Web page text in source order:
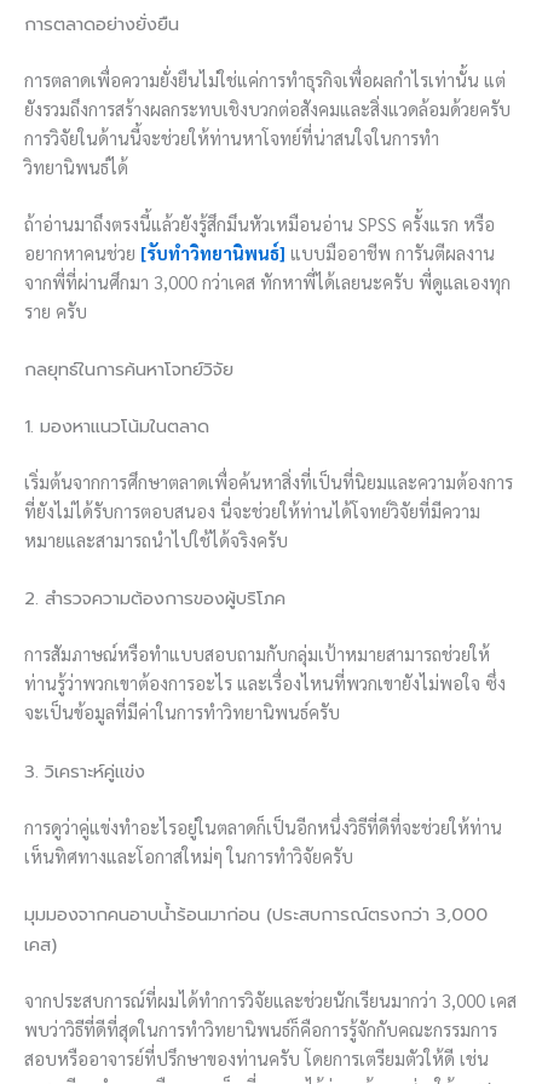
การตลาดอย่างยั่งยืน
การตลาดเพื่อความยั่งยืนไม่ใช่แค่การทำธุรกิจเพื่อผลกำไรเท่านั้น แต่
ยังรวมถึงการสร้างผลกระทบเชิงบวกต่อสังคมและสิ่งแวดล้อมด้วยครับ
การวิจัยในด้านนี้จะช่วยให้ท่านหาโจทย์ที่น่าสนใจในการทำ
วิทยานิพนธ์ได้
ถ้าอ่านมาถึงตรงนี้แล้วยังรู้สึกมึนหัวเหมือนอ่าน SPSS ครั้งแรก หรือ
อยากหาคนช่วย [รับทำวิทยานิพนธ์] แบบมืออาชีพ การันตีผลงาน
จากพี่ที่ผ่านศึกมา 3,000 กว่าเคส ทักหาพี่ได้เลยนะครับ พี่ดูแลเองทุก
ราย ครับ
กลยุทธ์ในการค้นหาโจทย์วิจัย
1. มองหาแนวโน้มในตลาด
เริ่มต้นจากการศึกษาตลาดเพื่อค้นหาสิ่งที่เป็นที่นิยมและความต้องการ
ที่ยังไม่ได้รับการตอบสนอง นี่จะช่วยให้ท่านได้โจทย์วิจัยที่มีความ
หมายและสามารถนำไปใช้ได้จริงครับ
2. สำรวจความต้องการของผู้บริโภค
การสัมภาษณ์หรือทำแบบสอบถามกับกลุ่มเป้าหมายสามารถช่วยให้
ท่านรู้ว่าพวกเขาต้องการอะไร และเรื่องไหนที่พวกเขายังไม่พอใจ ซึ่ง
จะเป็นข้อมูลที่มีค่าในการทำวิทยานิพนธ์ครับ
3. วิเคราะห์คู่แข่ง
การดูว่าคู่แข่งทำอะไรอยู่ในตลาดก็เป็นอีกหนึ่งวิธีที่ดีที่จะช่วยให้ท่าน
เห็นทิศทางและโอกาสใหม่ๆ ในการทำวิจัยครับ
มุมมองจากคนอาบน้ำร้อนมาก่อน (ประสบการณ์ตรงกว่า 3,000
เคส)
จากประสบการณ์ที่ผมได้ทำการวิจัยและช่วยนักเรียนมากว่า 3,000 เคส
พบว่าวิธีที่ดีที่สุดในการทำวิทยานิพนธ์ก็คือการรู้จักกับคณะกรรมการ
สอบหรืออาจารย์ที่ปรึกษาของท่านครับ โดยการเตรียมตัวให้ดี เช่น